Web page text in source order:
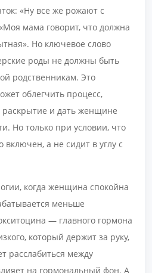
«Ну все же рожают с
мама говорит, что должна
Но ключевое слово
роды не должны быть
родственникам. Это
облегчить процесс,
раскрытие и дать женщине
Но только при условии, что
включен, а не сидит в углу с
когда женщина спокойна
меньше
— главного гормона
который держит за руку,
расслабиться между
на гормональный фон. А